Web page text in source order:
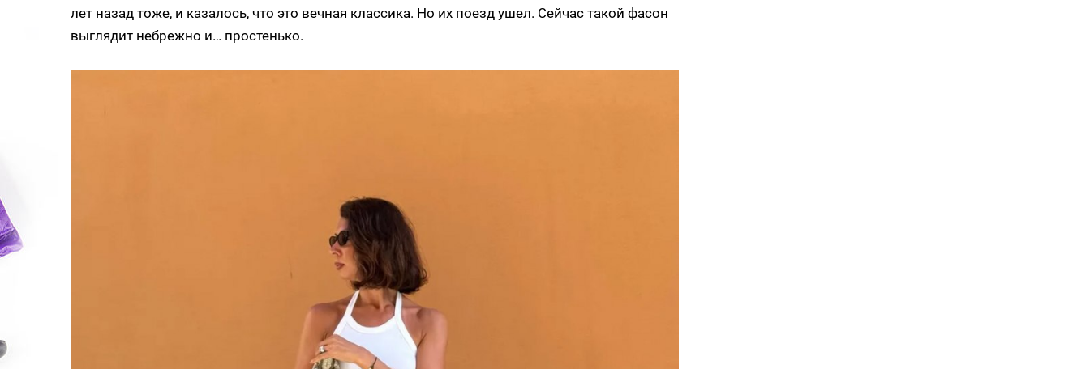
лет назад тоже, и казалось, что это вечная классика. Но их поезд ушел. Сейчас такой фасон
выглядит небрежно и… простенько.